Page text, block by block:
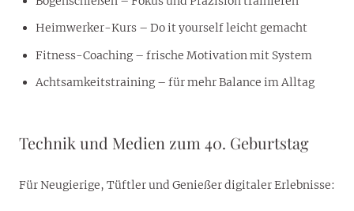
Heimwerker-Kurs – Do it yourself leicht gemacht
Fitness-Coaching – frische Motivation mit System
Achtsamkeitstraining – für mehr Balance im Alltag
Technik und Medien zum 40. Geburtstag
Für Neugierige, Tüftler und Genießer digitaler Erlebnisse: